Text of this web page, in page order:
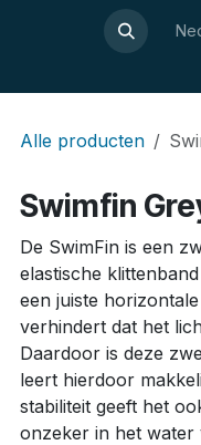
Contact
Alle producten
Swimfin
De SwimFin is een
elastische
een juiste
verhindert dat het
Daardoor is deze
leert hierdoor
stabiliteit geeft het
onzeker in het water